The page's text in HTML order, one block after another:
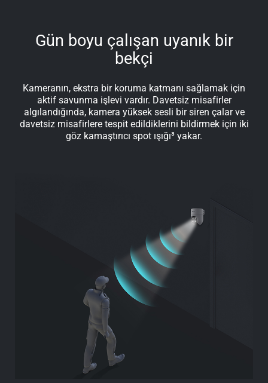
Gün boyu çalışan uyanık bir
bekçi
Kameranın, ekstra bir koruma katmanı sağlamak için
aktif savunma işlevi vardır. Davetsiz misafirler
algılandığında, kamera yüksek sesli bir siren çalar ve
davetsiz misafirlere tespit edildiklerini bildirmek için iki
göz kamaştırıcı spot ışığı³ yakar.